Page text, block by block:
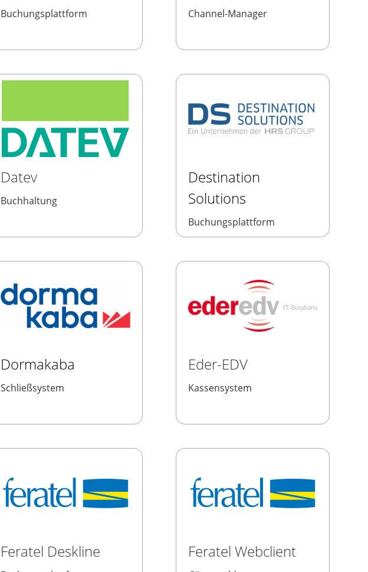
Buchungsplattform Channel-Manager
Datev
Buchhaltung
Destination
Solutions
Buchungsplattform
Dormakaba
Schließsystem
Eder-EDV
Kassensystem
Feratel Deskline Feratel Webclient